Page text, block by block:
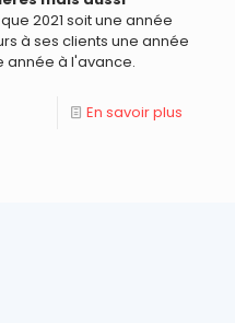
2021 soit une année
à ses clients une année
année à l'avance.
En savoir plus